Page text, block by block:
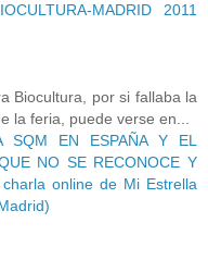
MADRID 2011
Biocultura, por si fallaba la
la feria, puede verse en...
SQM EN ESPAÑA Y EL
NO SE RECONOCE Y
online de Mi Estrella